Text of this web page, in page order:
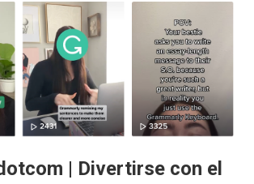
| Divertirse con el